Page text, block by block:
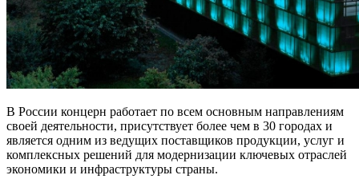
В России концерн работает по всем основным направлениям
своей деятельности, присутствует более чем в 30 городах и
является одним из ведущих поставщиков продукции, услуг и
комплексных решений для модернизации ключевых отраслей
экономики и инфраструктуры страны.